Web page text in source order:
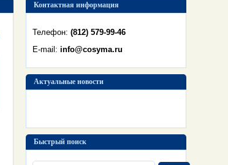
Контактная информация
Телефон: (812) 579-99-46
E-mail: info@cosyma.ru
Актуальные новости
Быстрый поиск